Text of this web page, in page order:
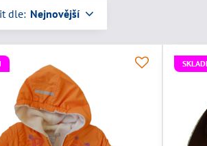
dle: Nejnovější